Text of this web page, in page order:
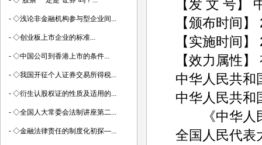
【发 文 号】
【颁布时间
【实施时间
【效力属性】
中华人民共和
中华人民共和
《中华人民
全国人民代表
- ◇浅论非金融机构参与型企业间...
- ◇创业板上市企业的标准...
- ◇中国公司到香港上市的条件...
- ◇我国开征个人证券交易所得税...
- ◇衍生认股权证的性质及适用的...
- ◇全国人大常委会法制讲座第二...
- ◇金融法律责任的制度化初探—...